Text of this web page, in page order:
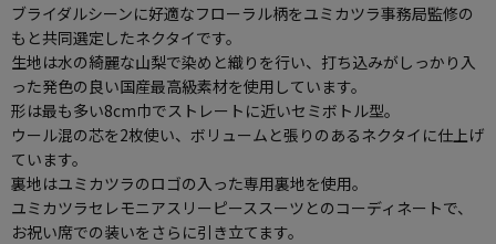
ブライダルシーンに好適なフローラル柄をユミカツラ事務局監修の
もと共同選定したネクタイです。
生地は水の綺麗な山梨で染めと織りを行い、打ち込みがしっかり入
った発色の良い国産最高級素材を使用しています。
形は最も多い8cm巾でストレートに近いセミボトル型。
ウール混の芯を2枚使い、ボリュームと張りのあるネクタイに仕上げ
ています。
裏地はユミカツラのロゴの入った専用裏地を使用。
ユミカツラセレモニアスリーピーススーツとのコーディネートで、
お祝い席での装いをさらに引き立てます。